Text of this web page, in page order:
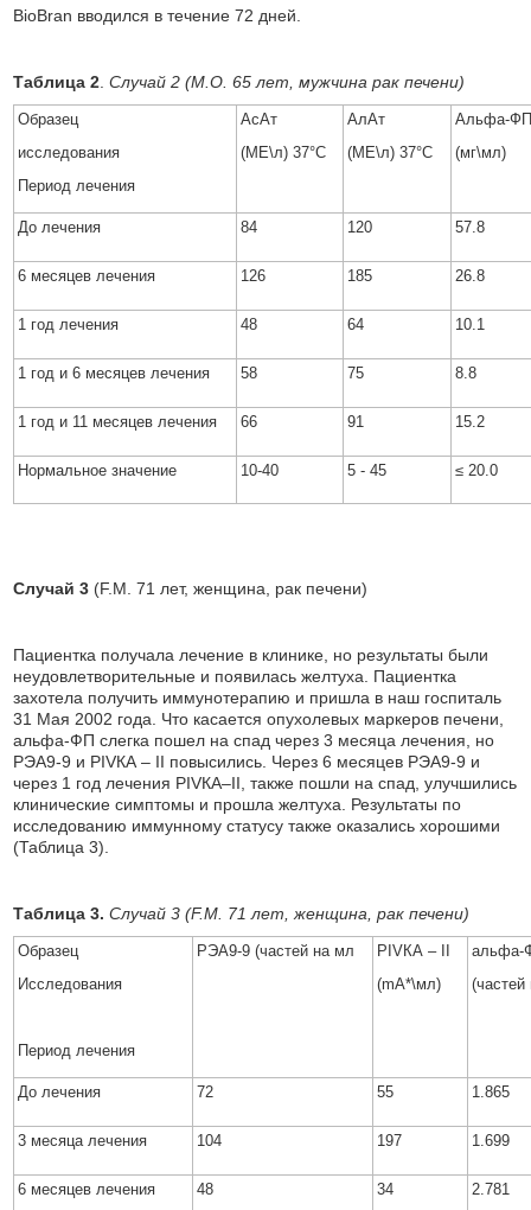
BioBran вводился в течение 72 дней.
Таблица 2 .Случай 2 (M.O. 65 лет, мужчина рак печени)
Образец
исследования
Период лечения
АсАт
(МЕ\л) 37°С
АлАт
(МЕ\л) 37°С
Альфа-
(мг\мл)
До лечения 84 120 57.8
6 месяцев лечения 126 185 26.8
1 год лечения 48 64 10.1
1 год и 6 месяцев лечения 58 75 8.8
1 год и 11 месяцев лечения 66 91 15.2
Нормальное значение 10-40 5 - 45 ≤ 20.0
Случай 3 (F.M. 71 лет, женщина, рак печени)
Пациентка получала лечение в клинике, но результаты были
неудовлетворительные и появилась желтуха. Пациентка
захотела получить иммунотерапию и пришла в наш госпиталь
31 Мая 2002 года. Что касается опухолевых маркеров печени,
альфа-ФП слегка пошел на спад через 3 месяца лечения, но
РЭА9-9 и РIVКА – II повысились. Через 6 месяцев РЭА9-9 и
через 1 год лечения РIVКА–II, также пошли на спад, улучшились
клинические симптомы и прошла желтуха. Результаты по
исследованию иммунному статусу также оказались хорошими
(Таблица 3).
Таблица 3.Случай 3 (F.M. 71 лет, женщина, рак печени)
Образец
Исследования
Период лечения
РЭА9-9 (частей на мл
РIVКА – II
(mA*\мл)
альфа-
До лечения 72 55 1.865
3 месяца лечения 104 197 1.699
6 месяцев лечения 48 34 2.781